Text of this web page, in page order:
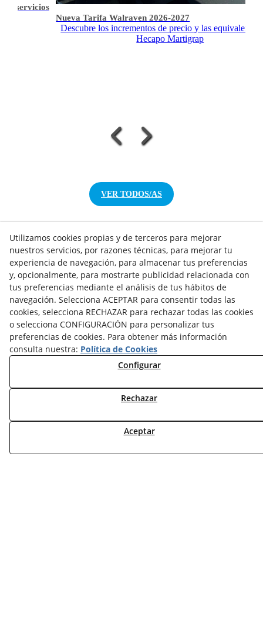
y servicios
Nueva Tarifa Walraven 2026-2027
Descubre los incrementos de precio y las
Hecapo Martigrap
VER TODOS/AS
NOTICIAS AEROTERMIA
NOTICIAS FOTOVOLTAICA
NOTICIAS CLIMATIZACIÓN
NOTICIAS CALEFACCIÓN
NOTICIAS BIOMASA
NOTICIAS VENTILACIÓN
NOTICIAS ACS
NOVEDADES
Utilizamos cookies propias y de terceros para mejorar
nuestros servicios, por razones técnicas, para mejorar tu
experiencia de navegación, para almacenar tus preferencias
y, opcionalmente, para mostrarte publicidad relacionada con
tus preferencias mediante el análisis de tus hábitos de
navegación. Selecciona ACEPTAR para consentir todas las
cookies, selecciona RECHAZAR para rechazar todas las cookies
o selecciona CONFIGURACIÓN para personalizar tus
preferencias de cookies. Para obtener más información
consulta nuestra: Política de Cookies
Configurar
Rechazar
Aceptar